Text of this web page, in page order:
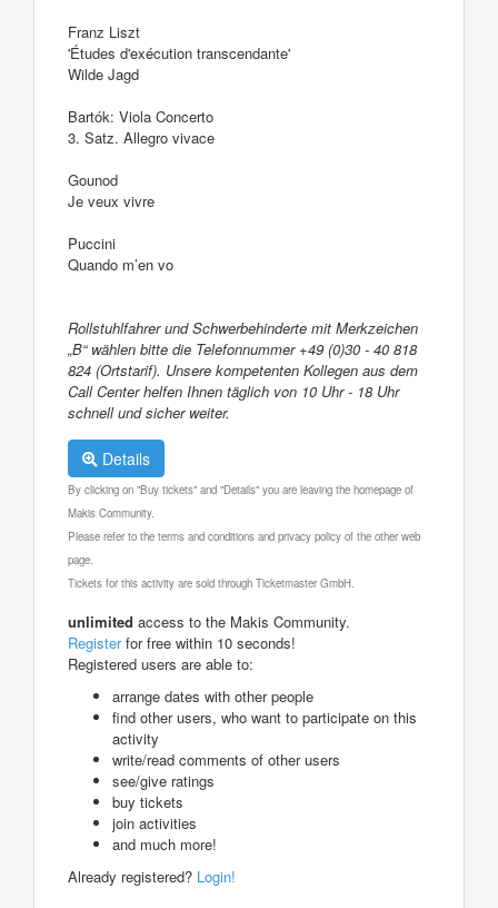
Franz Liszt
'Études d'exécution transcendante'
Wilde Jagd
Bartók: Viola Concerto
3. Satz. Allegro vivace
Gounod
Je veux vivre
Puccini
Quando m’en vo
Rollstuhlfahrer und Schwerbehinderte mit Merkzeichen
„B“ wählen bitte die Telefonnummer +49 (0)30 - 40 818
824 (Ortstarif). Unsere kompetenten Kollegen aus dem
Call Center helfen Ihnen täglich von 10 Uhr - 18 Uhr
schnell und sicher weiter.
Details
By clicking on "Buy tickets" and "Details" you are leaving the homepage of
Makis Community.
Please refer to the terms and conditions and privacy policy of the other web
page.
Tickets for this activity are sold through Ticketmaster GmbH.
unlimited access to the Makis Community.
Registerfor free within 10 seconds!
Registered users are able to:
arrange dates with other people
find other users, who want to participate on this
activity
write/read comments of other users
see/give ratings
buy tickets
join activities
and much more!
Already registered? Login!